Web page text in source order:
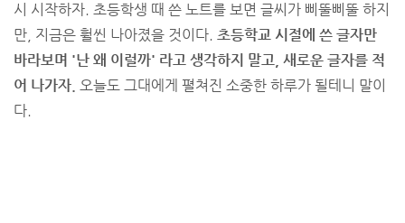
시 시작하자. 초등학생 때 쓴 노트를 보면 글씨가 삐뚤삐뚤 하지
만, 지금은 훨씬 나아졌을 것이다. 초등학교 시절에 쓴 글자만
바라보며 '난 왜 이럴까' 라고 생각하지 말고, 새로운 글자를 적
어 나가자. 오늘도 그대에게 펼쳐진 소중한 하루가 될테니 말이
다.